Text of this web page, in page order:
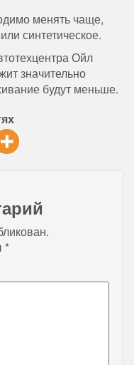
менять чаще,
синтетическое.
Ойл
значительно
будут меньше.
*